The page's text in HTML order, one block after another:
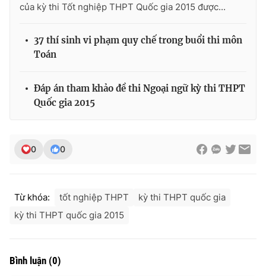
của kỳ thi Tốt nghiệp THPT Quốc gia 2015 được...
37 thí sinh vi phạm quy chế trong buổi thi môn
Toán
Đáp án tham khảo đề thi Ngoại ngữ kỳ thi THPT
Quốc gia 2015
0 0
Từ khóa: tốt nghiệp THPT
kỳ thi THPT quốc gia
kỳ thi THPT quốc gia 2015
Bình luận (0)